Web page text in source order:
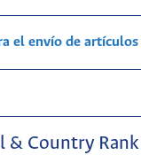
el envío de artículos
& Country Rank